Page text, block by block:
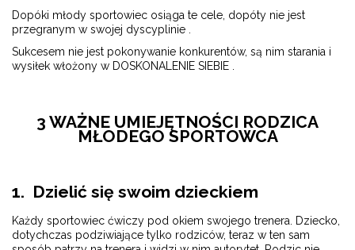
Dopóki młody sportowiec osiąga te cele, dopóty nie jest
przegranym w swojej dyscyplinie .
Sukcesem nie jest pokonywanie konkurentów, są nim starania i
wysiłek włożony w DOSKONALENIE SIEBIE .
3 WAŻNE UMIEJĘTNOŚCI RODZICA
MŁODEGO SPORTOWCA
1. Dzielić się swoim dzieckiem
Każdy sportowiec ćwiczy pod okiem swojego trenera. Dziecko,
dotychczas podziwiające tylko rodziców, teraz w ten sam